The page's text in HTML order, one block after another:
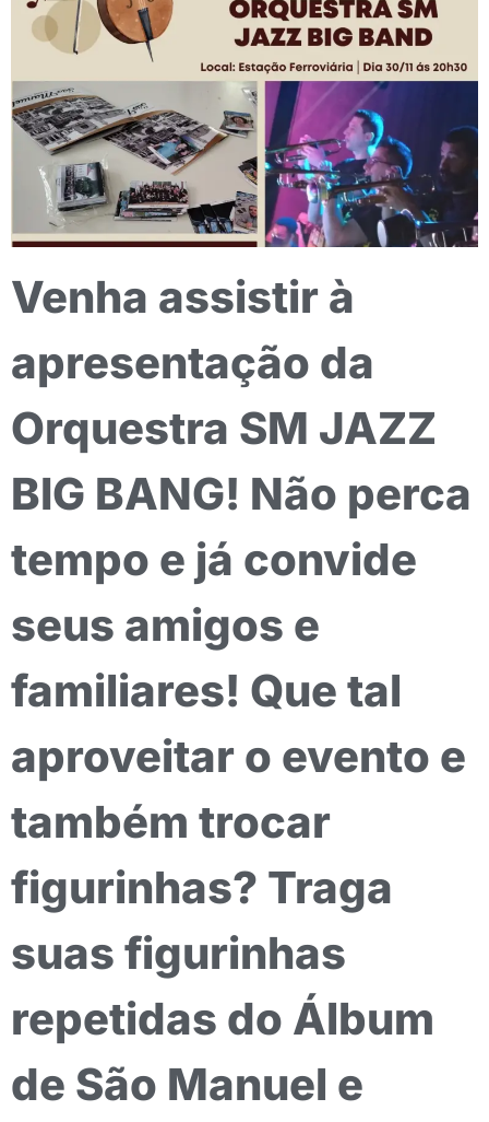
Venha assistir à
apresentação da
Orquestra SM JAZZ
BIG BANG! Não perca
tempo e já convide
seus amigos e
familiares! Que tal
aproveitar o evento e
também trocar
figurinhas? Traga
suas figurinhas
repetidas do Álbum
de São Manuel e